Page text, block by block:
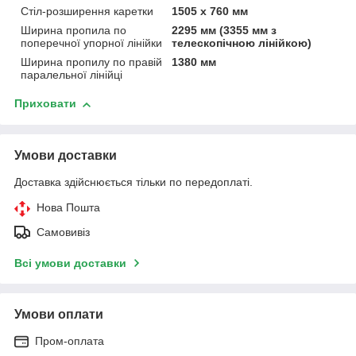
Стіл-розширення каретки
1505 x 760 мм
Ширина пропила по
поперечної упорної лінійки
2295 мм (3355 мм з
телескопічною лінійкою)
Ширина пропилу по правій
паралельної лінійці
1380 мм
Приховати
Умови доставки
Доставка здійснюється тільки по передоплаті.
Нова Пошта
Самовивіз
Всі умови доставки
Умови оплати
Пром-оплата